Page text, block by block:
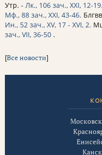
Утр. - Лк., 106 зач., XXI, 12-19.
Мф., 88 зач., XXI, 43-46.
Ин., 52 зач., XV, 17 - XVI, 2.
зач., VII, 36-50 .
[Все новости]